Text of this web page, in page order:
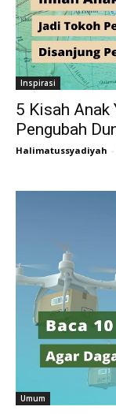
Inspirasi
5 Kisah Anak
Pengubah
Halimatussyadiyah -
Umum